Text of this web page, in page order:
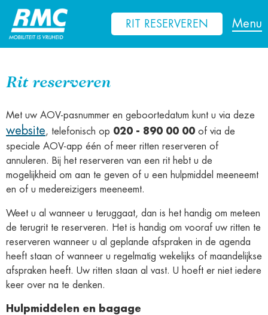
RIT RESERVEREN Menu
Nieuws
Contact
Rit reserveren
Met uw AOV-pasnummer en geboortedatum kunt u via deze
website, telefonisch op 020 - 890 00 00 of via de
speciale AOV-app één of meer ritten reserveren of
annuleren. Bij het reserveren van een rit hebt u de
mogelijkheid om aan te geven of u een hulpmiddel meeneemt
en of u medereizigers meeneemt.
Weet u al wanneer u teruggaat, dan is het handig om meteen
de terugrit te reserveren. Het is handig om vooraf uw ritten te
reserveren wanneer u al geplande afspraken in de agenda
heeft staan of wanneer u regelmatig wekelijks of maandelijkse
afspraken heeft. Uw ritten staan al vast. U hoeft er niet iedere
keer over na te denken.
Hulpmiddelen en bagage